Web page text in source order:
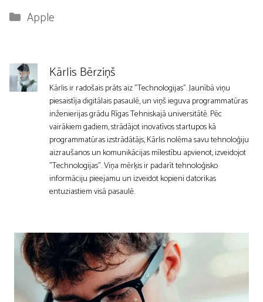
Kategorijas
Apple
Kārlis Bērziņš
Kārlis ir radošais prāts aiz "Technologijas". Jaunībā viņu
piesaistīja digitālais pasaulē, un viņš ieguva programmatūras
inženierijas grādu Rīgas Tehniskajā universitātē. Pēc
vairākiem gadiem, strādājot inovatīvos startupos kā
programmatūras izstrādātājs, Kārlis nolēma savu tehnoloģiju
aizraušanos un komunikācijas mīlestību apvienot, izveidojot
"Technologijas". Viņa mērķis ir padarīt tehnoloģisko
informāciju pieejamu un izveidot kopieni datorikas
entuziastiem visā pasaulē.